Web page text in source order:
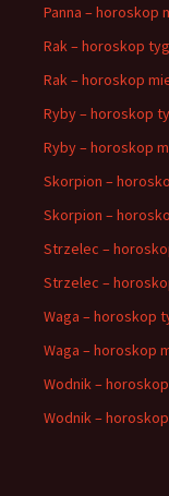
Panna – horoskop
Rak – horoskop
Rak – horoskop
Ryby – horoskop
Ryby – horoskop
Skorpion –
Skorpion –
Strzelec –
Strzelec –
Waga – horoskop
Waga – horoskop
Wodnik –
Wodnik –